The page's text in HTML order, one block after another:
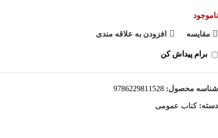
ناموجود
مقايسه افزودن به علاقه مندی
برام پیداش کن
شناسه محصول: 9786229811528
دسته: کتاب عمومی